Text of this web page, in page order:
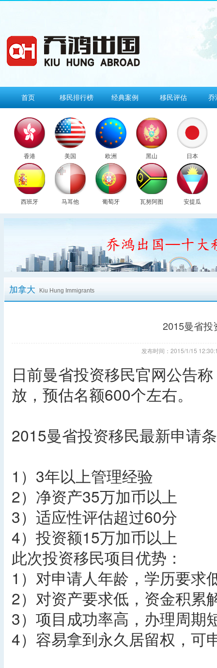
首页 移民排行榜 经典案例 移民评估 乔
香港 美国 欧洲 黑山 日本
西班牙 马耳他 葡萄牙 瓦努阿图 安提瓜
加拿大 Kiu Hung Immigrants
2015曼省投
发布时间：2015/1/15
日前曼省投资移民官网公告
放，预估名额600个左右。
2015曼省投资移民最新申请
1）3年以上管理经验
2）净资产35万加币以上
3）适应性评估超过60分
4）投资额15万加币以上
此次投资移民项目优势：
1）对申请人年龄，学历要求
2）对资产要求低，资金积累
3）项目成功率高，办理周期
4）容易拿到永久居留权，可